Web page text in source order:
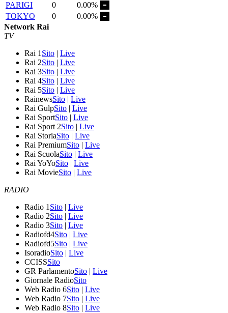
PARIGI
0
0.00%
TOKYO
0
0.00%
Network Rai
TV
Rai 1 Sito | Live
Rai 2Sito | Live
Rai 3Sito | Live
Rai 4Sito | Live
Rai 5Sito | Live
RainewsSito | Live
Rai GulpSito | Live
Rai SportSito | Live
Rai Sport 2Sito | Live
Rai StoriaSito | Live
Rai PremiumSito | Live
Rai ScuolaSito | Live
Rai YoYoSito | Live
Rai MovieSito | Live
RADIO
Radio 1 Sito | Live
Radio 2Sito | Live
Radio 3Sito | Live
Radiofd4Sito | Live
Radiofd5Sito | Live
IsoradioSito | Live
CCISSSito
GR ParlamentoSito | Live
Giornale RadioSito
Web Radio 6Sito | Live
Web Radio 7Sito | Live
Web Radio 8Sito | Live